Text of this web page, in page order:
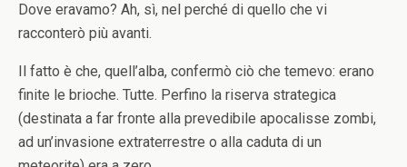
Dove eravamo? Ah, sì, nel perché di quello che vi
racconterò più avanti.
Il fatto è che, quell’alba, confermò ciò che temevo: erano
finite le brioche. Tutte. Perfino la riserva strategica
(destinata a far fronte alla prevedibile apocalisse zombi,
ad un’invasione extraterrestre o alla caduta di un